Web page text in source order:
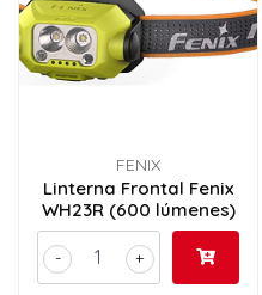
FENIX
Linterna Frontal Fenix
WH23R (600 lúmenes)
+
-